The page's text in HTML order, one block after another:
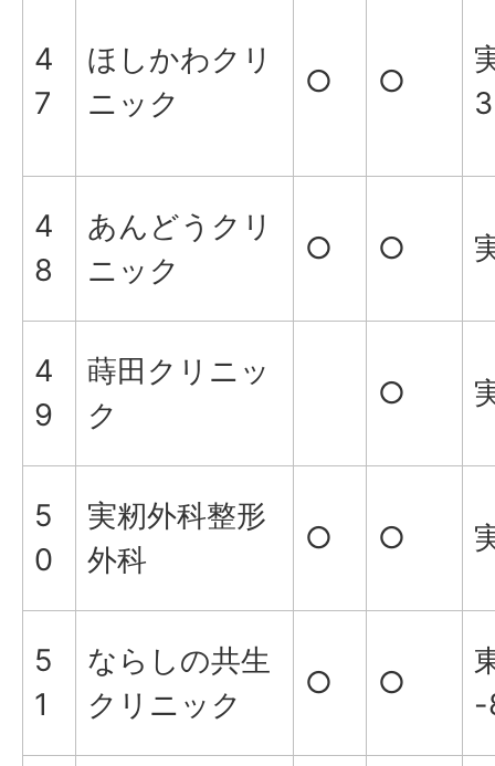
4
7
ほしかわクリ
ニック
○ ○
3
4
8
あんどうクリ
ニック
○ ○
4
9
蒔田クリニッ
ク
○
5
0
実籾外科整形
外科
○ ○
5
1
ならしの共生
クリニック
○ ○
-